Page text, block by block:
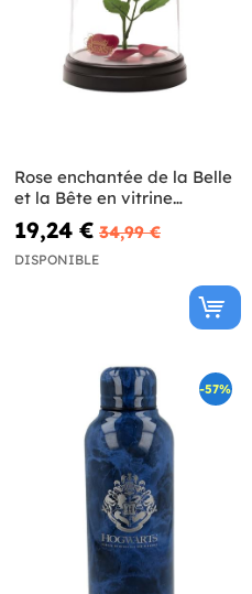
Rose enchantée de la Belle
et la Bête en vitrine
lumineuse
19,24 € 34,99 €
DISPONIBLE
-57%